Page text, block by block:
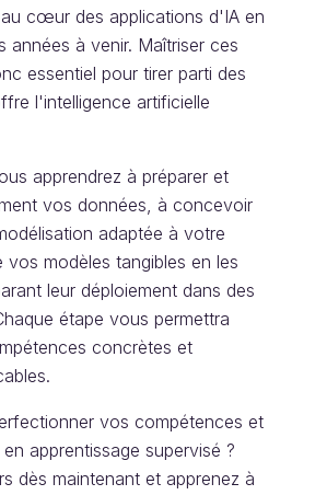
cœur des applications d'IA en
années à venir. Maîtriser ces
essentiel pour tirer parti des
l'intelligence artificielle
apprendrez à préparer et
vos données, à concevoir
adaptée à votre
modèles tangibles en les
leur déploiement dans des
étape vous permettra
concrètes et
vos compétences et
apprentissage supervisé ?
dès maintenant et apprenez à